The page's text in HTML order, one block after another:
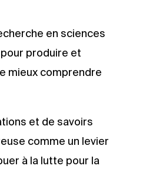
en sciences
produire et
mieux comprendre
et de savoirs
comme un levier
à la lutte pour la